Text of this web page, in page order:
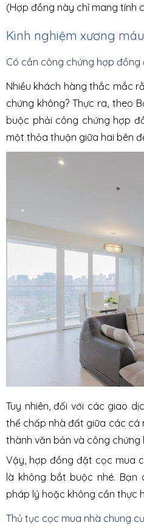
(Hợp đồng này chỉ mang tính
Kinh nghiệm xương
Có cần công chứng hợp đồng
Nhiều khách hàng thắc mắc
chứng không? Thực ra, theo
buộc phải công chứng hợp
một thỏa thuận giữa hai bên
Tuy nhiên, đối với các giao
thế chấp nhà đất giữa các cá
thành văn bản và công chứng
Vậy, hợp đồng đặt cọc mua
là không bắt buộc nhé.
pháp lý hoặc không cần thực
Thủ tục cọc mua nhà chung